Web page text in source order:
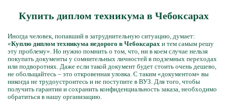
Купить диплом техникума в Чебоксарах
Иногда человек, попавший в затруднительную ситуацию, думает:
«Куплю диплом техникума недорого в Чебоксарах и тем самым решу
эту проблему». Но нужно помнить о том, что, ни в коем случае нельзя
покупать документы у сомнительных личностей в подземных переходах
или подворотнях. Даже если такой документ будет стоить очень дешево,
не обольщайтесь – это откровенная уловка. С таким «документом» вы
никогда не трудоустроитесь и не поступите в ВУЗ. Для того, чтобы
получить гарантии и сохранить конфиденциальность заказа, необходимо
обратиться в нашу организацию.